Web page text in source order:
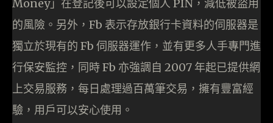
Money」在登記後可以設定個人 PIN，減低被盜用
的風險。另外，Fb 表示存放銀行卡資料的伺服器是
獨立於現有的 Fb 伺服器運作，並有更多人手專門進
行保安監控，同時 Fb 亦強調自 2007 年起已提供網
上交易服務，每日處理過百萬筆交易，擁有豐富經
驗，用戶可以安心使用。